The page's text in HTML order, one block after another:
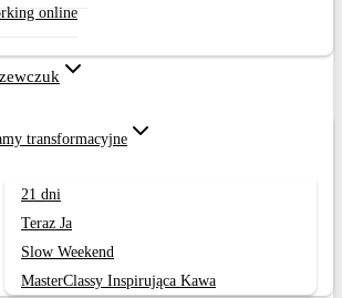
online
transformacyjne
21 dni
Teraz Ja
Slow Weekend
MasterClassy Inspirująca Kawa